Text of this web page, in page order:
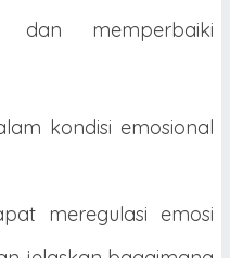
dan memperbaiki
kondisi emosional
meregulasi emosi